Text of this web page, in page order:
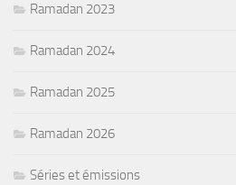
Ramadan 2023
Ramadan 2024
Ramadan 2025
Ramadan 2026
Séries et émissions